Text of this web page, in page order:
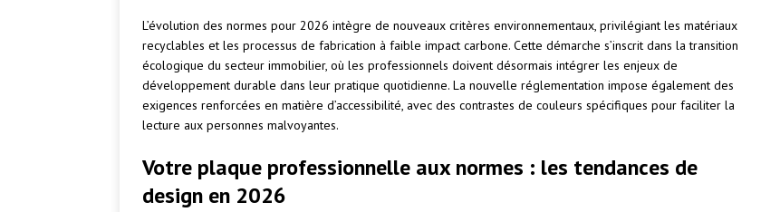
L’évolution des normes pour 2026 intègre de nouveaux critères environnementaux, privilégiant les matériaux
recyclables et les processus de fabrication à faible impact carbone. Cette démarche s’inscrit dans la transition
écologique du secteur immobilier, où les professionnels doivent désormais intégrer les enjeux de
développement durable dans leur pratique quotidienne. La nouvelle réglementation impose également des
exigences renforcées en matière d’accessibilité, avec des contrastes de couleurs spécifiques pour faciliter la
lecture aux personnes malvoyantes.
Votre plaque professionnelle aux normes : les tendances de
design en 2026